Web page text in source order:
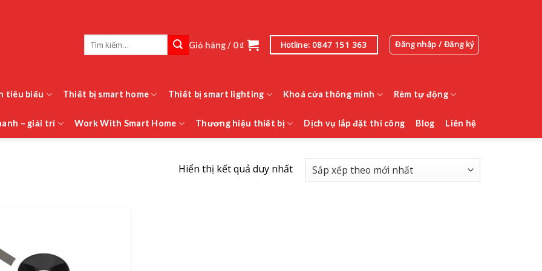
Tìm
Giỏ hàng / 0₫ Hotline: 0847 151 363 Đăng nhập / Đăng ký
tiêu biểu Thiết bị smart home Thiết bị smart lighting Khoá cửa thông minh Rèm tự động
– giải trí Work With Smart Home Thương hiệu thiết bị Dịch vụ lắp đặt thi công Blog Liên hệ
Hiển thị kết quả duy nhất